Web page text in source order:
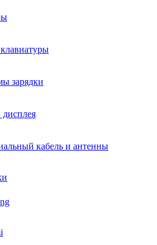
зарядки
кабель и антенны